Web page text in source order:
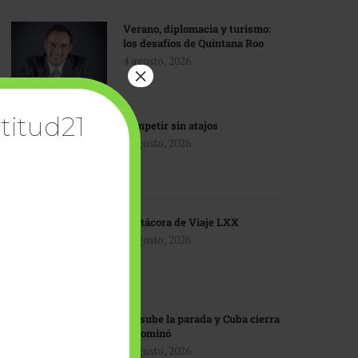
Verano, diplomacia y turismo:
los desafíos de Quintana Roo
4 agosto, 2026
Competir sin atajos
4 agosto, 2026
Bitácora de Viaje LXX
3 agosto, 2026
EU sube la parada y Cuba cierra
el dominó
3 agosto, 2026
×